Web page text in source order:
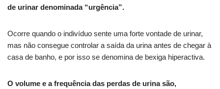
de urinar denominada “urgência”.
Ocorre quando o indivíduo sente uma forte vontade de urinar,
mas não consegue controlar a saída da urina antes de chegar à
casa de banho, e por isso se denomina de bexiga hiperactiva.
O volume e a frequência das perdas de urina são,